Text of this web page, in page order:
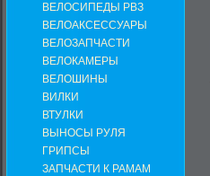
ВЕЛОСИПЕДЫ РВЗ
ВЕЛОАКСЕССУАРЫ
ВЕЛОЗАПЧАСТИ
ВЕЛОКАМЕРЫ
ВЕЛОШИНЫ
ВИЛКИ
ВТУЛКИ
ВЫНОСЫ РУЛЯ
ГРИПСЫ
ЗАПЧАСТИ К РАМАМ